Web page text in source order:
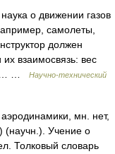
о движении газов
самолеты,
должен
взаимосвязь: вес
…
Научно-технический
мн. нет,
(научн.). Учение о
Толковый словарь